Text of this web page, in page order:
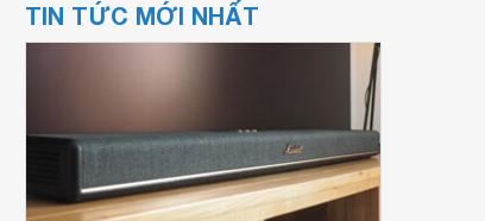
TIN TỨC MỚI NHẤT